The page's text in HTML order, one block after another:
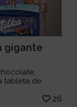
gigante
tableta de
26